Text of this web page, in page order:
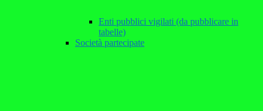
Enti pubblici vigilati (da pubblicare in
tabelle)
Società partecipate